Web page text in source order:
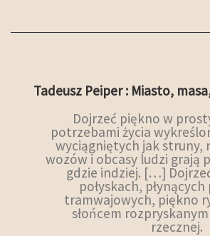
Tadeusz Peiper : Miasto,
Dojrzeć piękno w
potrzebami życia
wyciągniętych jak struny,
wozów i obcasy ludzi grają
gdzie indziej. […]
połyskach,
tramwajowych, piękno
słońcem
rzecznej.